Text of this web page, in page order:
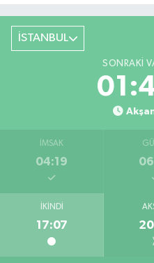
İSTANBUL
SONRAKI
İMSAK
04:19
İKINDI
17:07